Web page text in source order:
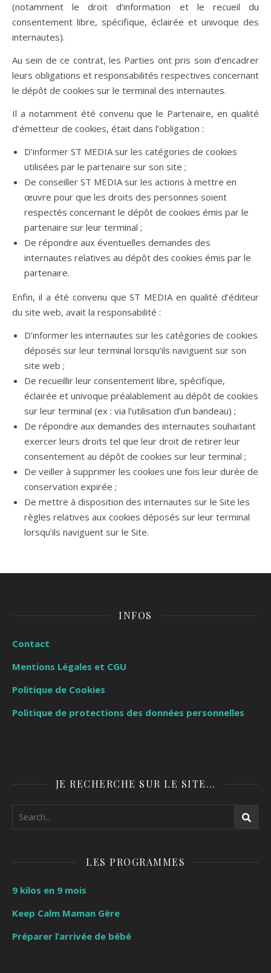
(notamment le droit d’information et le recueil du
consentement libre, spécifique, éclairée et univoque des
internautes).
Au sein de ce contrat, les Parties ont pris soin d’encadrer
leurs obligations et responsabilités respectives concernant
le dépôt de cookies sur le terminal des internautes.
Il a notamment été convenu que le Partenaire, en qualité
d’émetteur de cookies, était dans l’obligation :
D’informer ST MEDIA sur les catégories de cookies
utilisées par le partenaire sur son site ;
De conseiller ST MEDIA sur les actions à mettre en
œuvre pour que les droits des personnes soient
respectés concernant le dépôt de cookies émis par le
partenaire sur leur terminal ;
De répondre aux éventuelles demandes des
internautes relatives au dépôt des cookies émis par le
partenaire.
Enfin, il a été convenu que ST MEDIA en qualité d’éditeur
du site web, avait la responsabilité :
D’informer les internautes sur les catégories de cookies
déposés sur leur terminal lorsqu’ils naviguent sur son
site web ;
De recueillir leur consentement libre, spécifique,
éclairée et univoque préalablement au dépôt de cookies
sur leur terminal (ex : via l’utilisation d’un bandeau) ;
De répondre aux demandes des internautes souhaitant
exercer leurs droits tel que leur droit de retirer leur
consentement au dépôt de cookies sur leur terminal ;
De veiller à supprimer les cookies une fois leur durée de
conservation expirée ;
De mettre à disposition des internautes sur le Site les
règles relatives aux cookies déposés sur leur terminal
lorsqu’ils naviguent sur le Site.
INFOS
Contact
Mentions Légales et CGU
Politique de Cookies
Politique de protections des données personnelles
JE RECHERCHE SUR LE SITE…
LES PROGRAMMES
9 kilos en 9 mois
Keep Calm Maman Gère
Préparer l’arrivée de bébé